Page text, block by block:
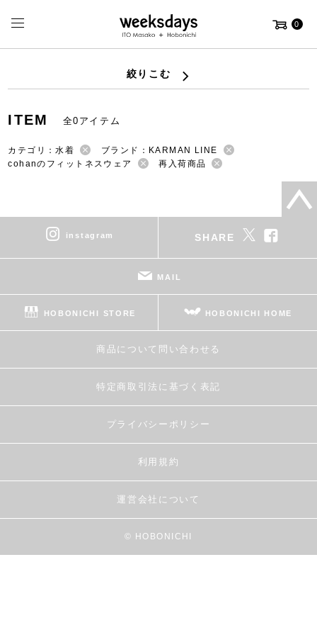
0
絞りこむ
ITEM 全0アイテム
カテゴリ：水着
ブランド：KARMAN LINE
cohanのフィットネスウェア
再入荷商品
instagram SHARE
MAIL
HOBONICHI STORE HOBONICHI HOME
商品について問い合わせる
特定商取引法に基づく表記
プライバシーポリシー
利用規約
運営会社について
© HOBONICHI